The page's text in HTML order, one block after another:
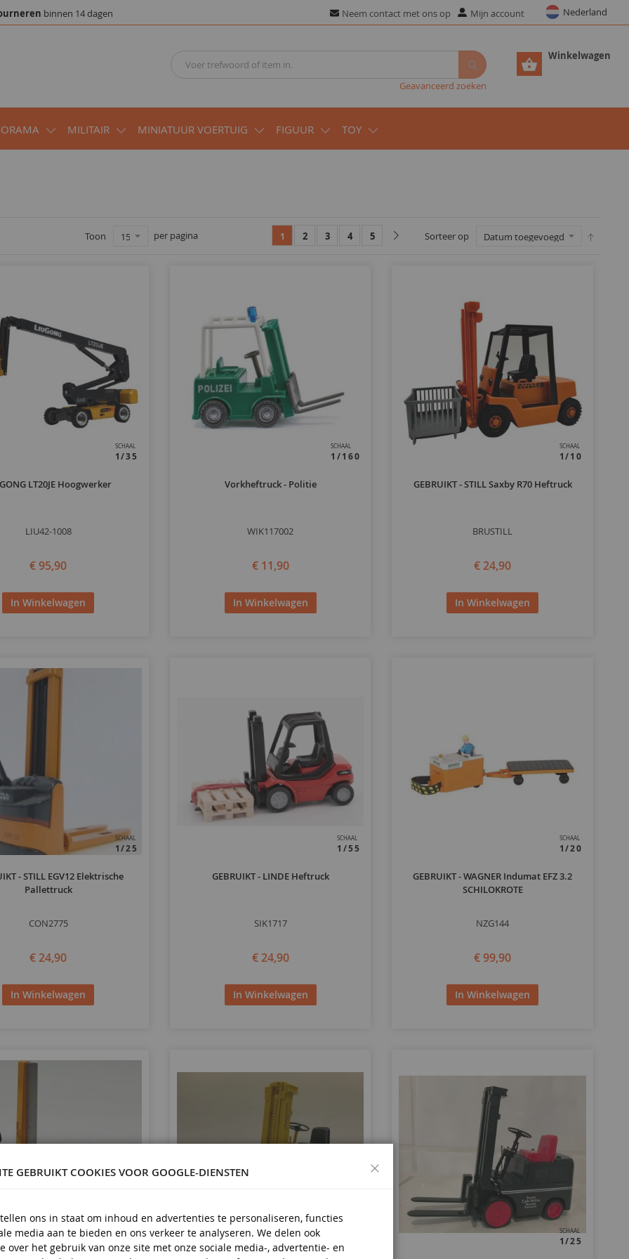
binnen 14 dagen Neem contact met ons op Mijn account Nederland
Winkelwagen
Geavanceerd zoeken
MILITAIR MINIATUUR VOERTUIG FIGUUR TOY
Sorteer op
Toon per pagina 1 2 3 4 5
SCHAAL
1/35
LT20JE Hoogwerker
LIU42-1008
€ 95,90
In Winkelwagen
SCHAAL
1/160
Vorkheftruck - Politie
WIK117002
€ 11,90
In Winkelwagen
SCHAAL
1/10
GEBRUIKT - STILL Saxby R70 Heftruck
BRUSTILL
€ 24,90
In Winkelwagen
SCHAAL
1/25
- STILL EGV12 Elektrische
Pallettruck
CON2775
€ 24,90
In Winkelwagen
SCHAAL
1/55
GEBRUIKT - LINDE Heftruck
SIK1717
€ 24,90
In Winkelwagen
SCHAAL
1/20
GEBRUIKT - WAGNER Indumat EFZ 3.2
SCHILOKROTE
NZG144
€ 99,90
In Winkelwagen
SCHAAL SCHAAL
1/25
GEBRUIKT COOKIES VOOR GOOGLE-DIENSTEN
ons in staat om inhoud en advertenties te personaliseren, functies
media aan te bieden en ons verkeer te analyseren. We delen ook
over het gebruik van onze site met onze sociale media-, advertentie- en